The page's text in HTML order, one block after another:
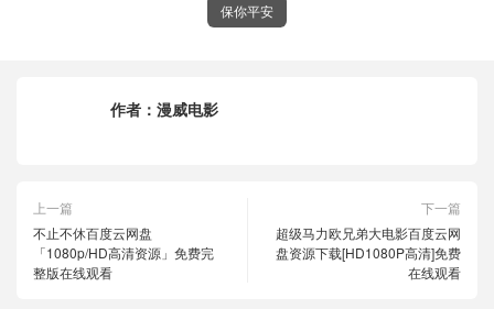
保你平安
作者： 漫威电影
上一篇
不止不休百度云网盘
「1080p/HD高清资源」免费完
整版在线观看
下一篇
超级马力欧兄弟大电影百度云网
盘资源下载[HD1080P高清]免费
在线观看